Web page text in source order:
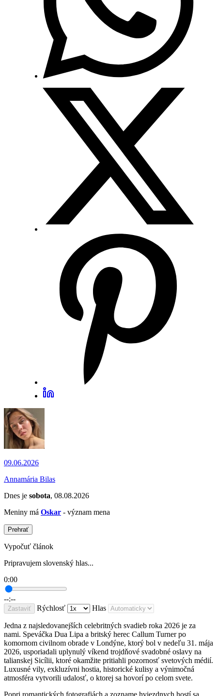
09.06.2026
Annamária Bilas
Dnes je sobota, 08.08.2026
Meniny má Oskar - význam mena
Prehrať
Vypočuť článok
Pripravujem slovenský hlas...
0:00
--:--
Zastaviť Rýchlosť Hlas
Jedna z najsledovanejších celebritných svadieb roka 2026 je za
nami. Speváčka Dua Lipa a britský herec Callum Turner po
komornom civilnom obrade v Londýne, ktorý bol v nedeľu 31. mája
2026, usporiadali uplynulý víkend trojdňové svadobné oslavy na
talianskej Sicílii, ktoré okamžite pritiahli pozornosť svetových médií.
Luxusné vily, exkluzívni hostia, historické kulisy a výnimočná
atmosféra vytvorili udalosť, o ktorej sa hovorí po celom svete.